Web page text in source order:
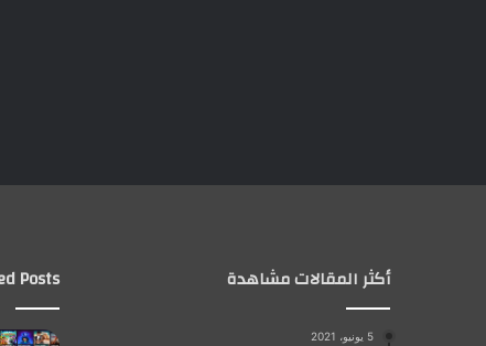
أكثر المقالات مشاهدة
5 يونيو، 2021
Posts